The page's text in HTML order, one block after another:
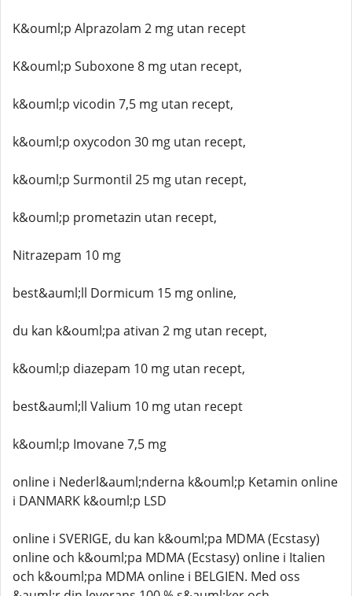
K&ouml;p Alprazolam 2 mg utan recept
K&ouml;p Suboxone 8 mg utan recept,
k&ouml;p vicodin 7,5 mg utan recept,
k&ouml;p oxycodon 30 mg utan recept,
k&ouml;p Surmontil 25 mg utan recept,
k&ouml;p prometazin utan recept,
Nitrazepam 10 mg
best&auml;ll Dormicum 15 mg online,
du kan k&ouml;pa ativan 2 mg utan recept,
k&ouml;p diazepam 10 mg utan recept,
best&auml;ll Valium 10 mg utan recept
k&ouml;p Imovane 7,5 mg
online i Nederl&auml;nderna k&ouml;p Ketamin online
i DANMARK k&ouml;p LSD
online i SVERIGE, du kan k&ouml;pa MDMA (Ecstasy)
online och k&ouml;pa MDMA (Ecstasy) online i Italien
och k&ouml;pa MDMA online i BELGIEN. Med oss ​​